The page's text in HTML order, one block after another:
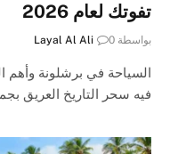
تفوتك لعام 2026
بواسطة Layal Al Ali 0
السياحة في برشلونة وأهم
فيه سحر التاريخ العريق